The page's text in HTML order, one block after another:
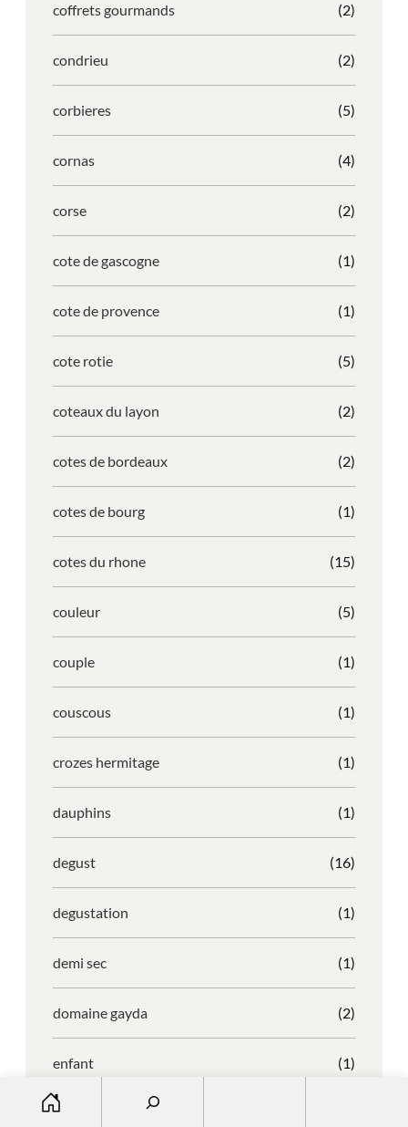
coffrets gourmands (2)
condrieu (2)
corbieres (5)
cornas (4)
corse (2)
cote de gascogne (1)
cote de provence (1)
cote rotie (5)
coteaux du layon (2)
cotes de bordeaux (2)
cotes de bourg (1)
cotes du rhone (15)
couleur (5)
couple (1)
couscous (1)
crozes hermitage (1)
dauphins (1)
degust (16)
degustation (1)
demi sec (1)
domaine gayda (2)
enfant (1)
entreprise